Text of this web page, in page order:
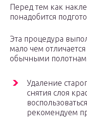
Перед тем как
понадобится
Эта процедура
мало чем
обычными
Удаление
снятия слоя
рекомендуем